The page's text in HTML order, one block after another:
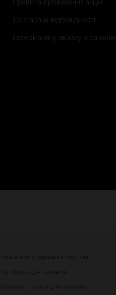
Правила проведення акцій
Декларації відповідності
Інформація у зв'язку з